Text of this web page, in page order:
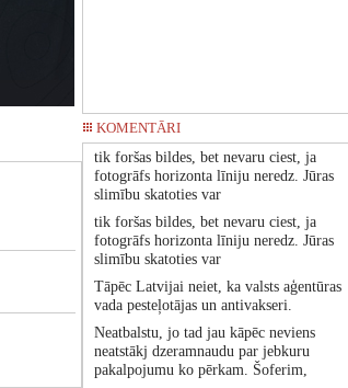
KOMENTĀRI
tik foršas bildes, bet nevaru ciest, ja
fotogrāfs horizonta līniju neredz. Jūras
slimību skatoties var
tik foršas bildes, bet nevaru ciest, ja
fotogrāfs horizonta līniju neredz. Jūras
slimību skatoties var
Tāpēc Latvijai neiet, ka valsts aģentūras
vada pesteļotājas un antivakseri.
Neatbalstu, jo tad jau kāpēc neviens
neatstākj dzeramnaudu par jebkuru
pakalpojumu ko pērkam. Šoferim,